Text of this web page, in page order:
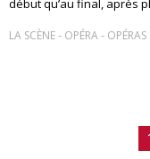
début qu’au final, après
LA SCÈNE- OPÉRA- OPÉRAS